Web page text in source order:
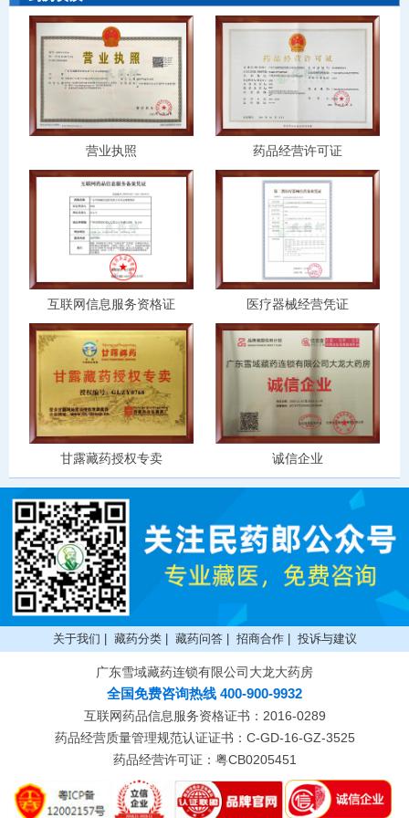
营业执照 药品经营许可证
互联网信息服务资格证 医疗器械经营凭证
甘露藏药授权专卖 诚信企业
关于我们 藏药分类| 藏药问答| 招商合作| 投诉与建议
广东雪域藏药连锁有限公司大龙大药房
全国免费咨询热线 400-900-9932
互联网药品信息服务资格证书：2016-0289
药品经营质量管理规范认证证书：C-GD-16-GZ-3525
药品经营许可证：粤CB0205451